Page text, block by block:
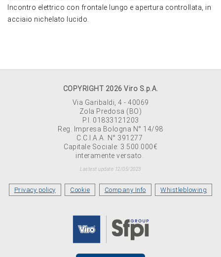
Incontro elettrico con frontale lungo e apertura controllata, in
acciaio nichelato lucido.
COPYRIGHT 2026 Viro S.p.A.
Via Garibaldi, 4 - 40069
Zola Predosa (BO)
P.I. 01833121203
Reg. Impresa Bologna N° 14/98
C.C.I.A.A. N° 391277
Capitale Sociale: 3.500.000€
interamente versato.
Lastest update 12/05/2023
Privacy policy Cookie Company Info Whistleblowing